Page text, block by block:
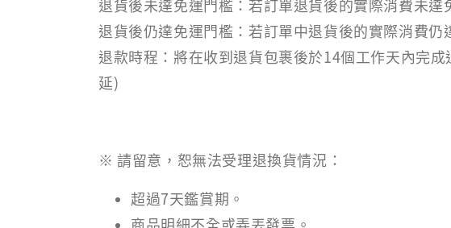
退貨後未達免運門檻：若訂單退貨後的實際消費未
退貨後仍達免運門檻：若訂單中退貨後的實際消費
退款時程：將在收到退貨包裹後於14個工作天內完
延)
※ 請留意，恕無法受理退換貨情況：
超過7天鑑賞期。